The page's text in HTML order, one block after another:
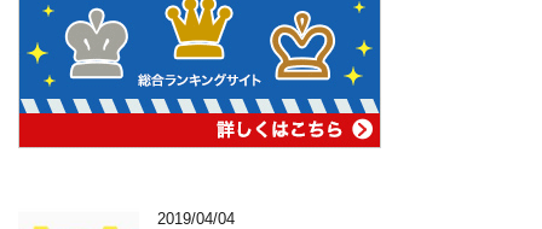
2019/04/04